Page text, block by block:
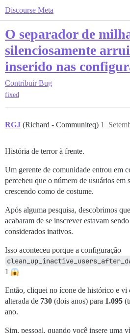
Discourse Meta
O separador de
silenciosamente
inserido nas
Contribuir Bug
fixed
RGJ (Richard - Communiteq) 1
História de terror à frente.
Um gerente de comunidade entrou em
percebeu que o número de usuários em
crescendo como de costume.
Após alguma pesquisa, descobrimos
acabaram de se inscrever estavam
considerados inativos.
Isso aconteceu porque a configuração
1
Então, cliquei no ícone de histórico e vi
alterada de 730 (dois anos) para 1.095
ano.
Sim, pessoal, quando você insere uma